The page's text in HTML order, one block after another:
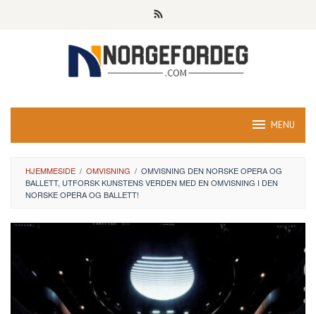
MENU
HJEMMESIDE / OMVISNING / OMVISNING DEN NORSKE OPERA OG
BALLETT, UTFORSK KUNSTENS VERDEN MED EN OMVISNING I DEN
NORSKE OPERA OG BALLETT!